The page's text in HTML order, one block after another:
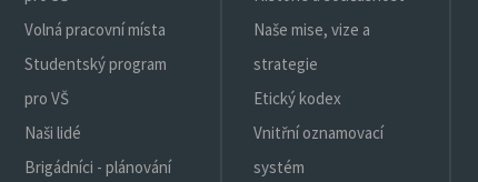
Volná pracovní místa
Studentský program
pro VŠ
Naši lidé
Brigádníci - plánování
Naše mise, vize a
strategie
Etický kodex
Vnitřní oznamovací
systém